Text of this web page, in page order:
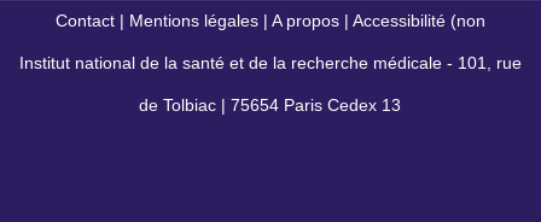
Contact | Mentions légales | A propos | Accessibilité (non
conforme)
Institut national de la santé et de la recherche médicale - 101, rue
de Tolbiac | 75654 Paris Cedex 13